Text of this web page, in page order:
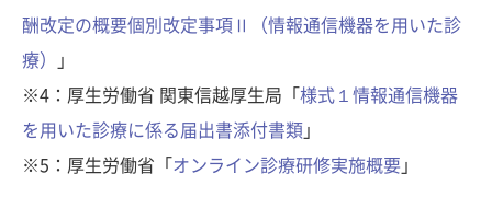
酬改定の概要個別改定事項Ⅱ（情報通信機器を用いた診
療）
」
※4：厚生労働省 関東信越厚生局「 様式１情報通信機器
を用いた診療に係る届出書添付書類 」
※5：厚生労働省「 オンライン診療研修実施概要 」